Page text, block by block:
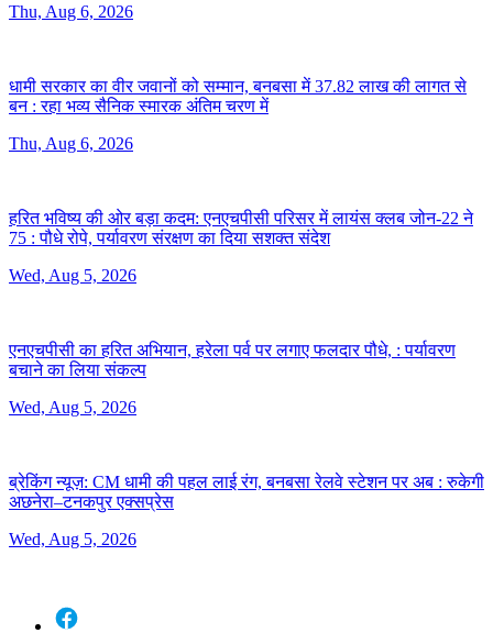
Thu, Aug 6, 2026
धामी सरकार का वीर जवानों को सम्मान, बनबसा में 37.82 लाख की लागत से
बन :रहा भव्य सैनिक स्मारक अंतिम चरण में
Thu, Aug 6, 2026
हरित भविष्य की ओर बड़ा कदम: एनएचपीसी परिसर में लायंस क्लब जोन-22 ने
75 :पौधे रोपे, पर्यावरण संरक्षण का दिया सशक्त संदेश
Wed, Aug 5, 2026
एनएचपीसी का हरित अभियान, हरेला पर्व पर लगाए फलदार पौधे, :पर्यावरण
बचाने का लिया संकल्प
Wed, Aug 5, 2026
ब्रेकिंग न्यूज़: CM धामी की पहल लाई रंग, बनबसा रेलवे स्टेशन पर अब :रुकेगी
अछनेरा–टनकपुर एक्सप्रेस
Wed, Aug 5, 2026